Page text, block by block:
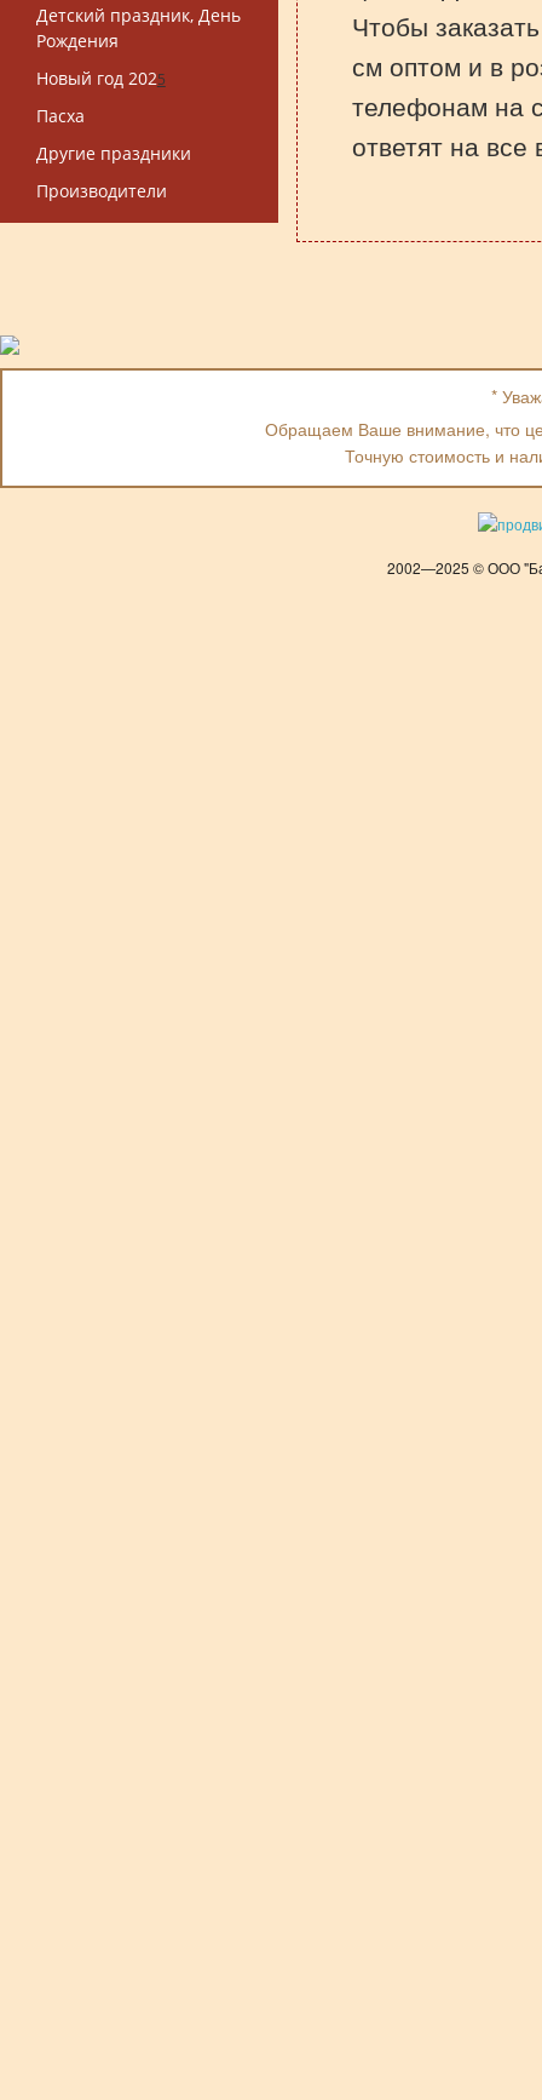
Детский праздник, День
Рождения
Новый год 2025
Пасха
Другие праздники
Производители
Чтобы
см оптом и в
телефонам на
ответят на все
*
Обращаем Ваше внимание, что
Точную стоимость и
2002—2025 © ООО